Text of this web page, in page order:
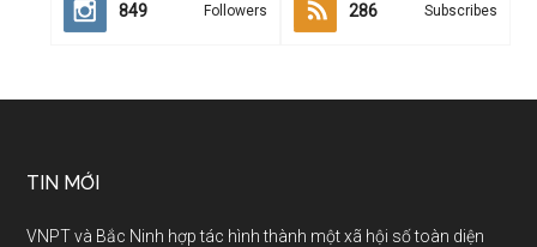
849 Followers 286 Subscribes
TIN MỚI
VNPT và Bắc Ninh hợp tác hình thành một xã hội số toàn diện